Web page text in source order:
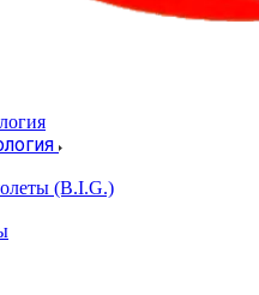
(B.I.G.)